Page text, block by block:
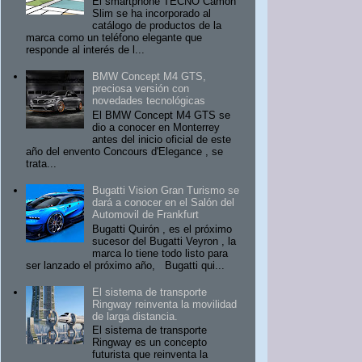
Slim se ha incorporado al
catálogo de productos de la
marca como un teléfono elegante que
responde al interés de l...
BMW Concept M4 GTS,
preciosa versión con
novedades tecnológicas
El BMW Concept M4 GTS se
dio a conocer en Monterrey
antes del inicio oficial de este
año del envento Concours d'Elegance , se
trata...
Bugatti Vision Gran Turismo se
dará a conocer en el Salón del
Automovil de Frankfurt
Bugatti Quirón , es el próximo
sucesor del Bugatti Veyron , la
marca lo tiene todo listo para
ser lanzado el próximo año, Bugatti qui...
El sistema de transporte
Ringway reinventa la movilidad
de larga distancia.
El sistema de transporte
Ringway es un concepto
futurista que reinventa la